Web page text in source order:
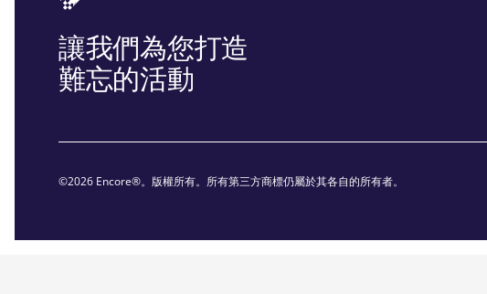
讓我們為您打造
難忘的活動
©2026 Encore®。版權所有。所有第三方商標仍屬於其各自的所有者。